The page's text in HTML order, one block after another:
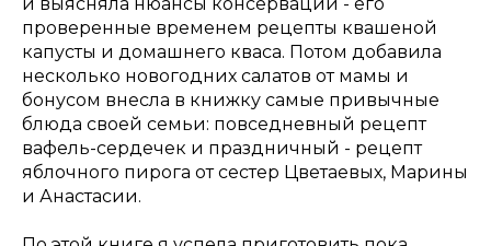
проверенные временем рецепты квашеной
капусты и домашнего кваса. Потом добавила
несколько новогодних салатов от мамы и
бонусом внесла в книжку самые привычные
блюда своей семьи: повседневный рецепт
вафель-сердечек и праздничный - рецепт
яблочного пирога от сестер Цветаевых, Марины
и Анастасии.